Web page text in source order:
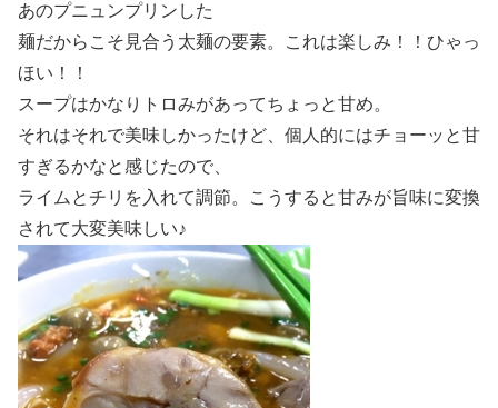
あのプニュンプリンした
麺だからこそ見合う太麺の要素。これは楽しみ！！ひゃっ
ほい！！
スープはかなりトロみがあってちょっと甘め。
それはそれで美味しかったけど、個人的にはチョーッと甘
すぎるかなと感じたので、
ライムとチリを入れて調節。こうすると甘みが旨味に変換
されて大変美味しい♪